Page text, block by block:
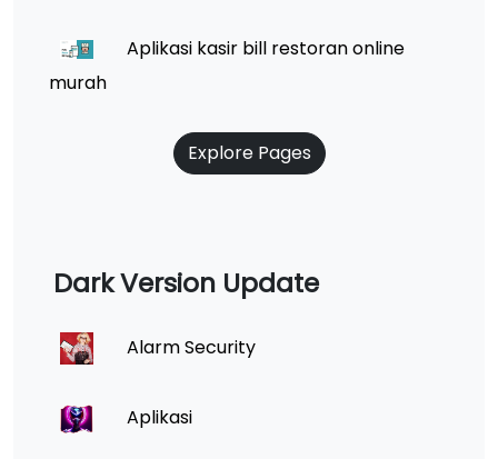
Aplikasi kasir bill restoran online
murah
Explore Pages
Dark Version Update
Alarm Security
Aplikasi